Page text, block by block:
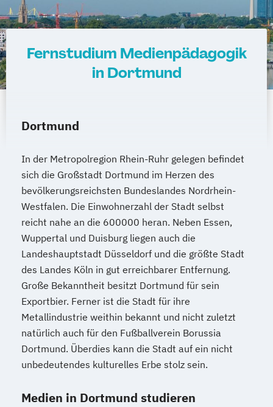
Fernstudium Medienpädagogik
in Dortmund
Dortmund
In der Metropolregion Rhein-Ruhr gelegen befindet
sich die Großstadt Dortmund im Herzen des
bevölkerungsreichsten Bundeslandes Nordrhein-
Westfalen. Die Einwohnerzahl der Stadt selbst
reicht nahe an die 600000 heran. Neben Essen,
Wuppertal und Duisburg liegen auch die
Landeshauptstadt Düsseldorf und die größte Stadt
des Landes Köln in gut erreichbarer Entfernung.
Große Bekanntheit besitzt Dortmund für sein
Exportbier. Ferner ist die Stadt für ihre
Metallindustrie weithin bekannt und nicht zuletzt
natürlich auch für den Fußballverein Borussia
Dortmund. Überdies kann die Stadt auf ein nicht
unbedeutendes kulturelles Erbe stolz sein.
Medien in Dortmund studieren